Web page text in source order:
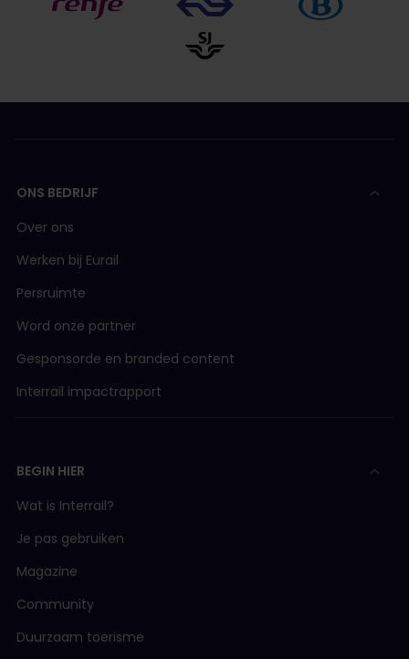
ONS BEDRIJF
Over ons
Werken bij Eurail
Persruimte
Word onze partner
Gesponsorde en branded content
Interrail impactrapport
BEGIN HIER
Wat is Interrail?
Je pas gebruiken
Magazine
Community
Duurzaam toerisme